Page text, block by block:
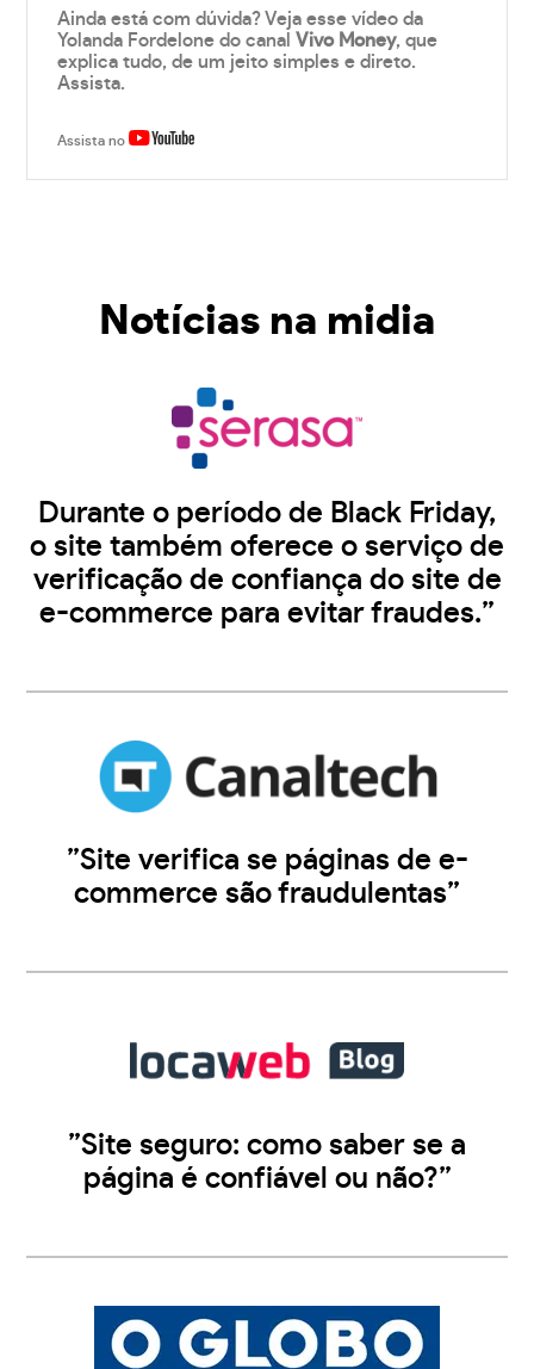
Ainda está com dúvida? Veja esse vídeo da
Yolanda Fordelone do canalVivo Money, que
explica tudo, de um jeito simples e direto.
Assista.
Assista no
Notícias na midia
Durante o período de Black Friday,
o site também oferece o serviço de
verificação de confiança do site de
e-commerce para evitar fraudes.”
”Site verifica se páginas de e-
commerce são fraudulentas”
”Site seguro: como saber se a
página é confiável ou não?”